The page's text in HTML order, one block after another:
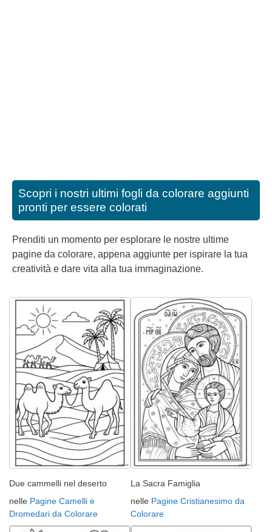
Scopri i nostri ultimi fogli da colorare aggiunti
pronti per essere colorati
Prenditi un momento per esplorare le nostre ultime
pagine da colorare, appena aggiunte per ispirare la tua
creatività e dare vita alla tua immaginazione.
Due cammelli nel deserto
nelle Pagine Camelli e
Dromedari da Colorare
La Sacra Famiglia
nelle Pagine Cristianesimo da
Colorare